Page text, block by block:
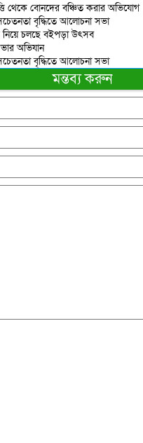
থেকে বোনদের বঞ্চিত করার অভিযোগ
সচেতনতা বৃদ্ধিতে আলোচনা সভা
নিয়ে চলছে বইপড়া উৎসব
অভিযান
সচেতনতা বৃদ্ধিতে আলোচনা সভা
মন্তব্য করুন